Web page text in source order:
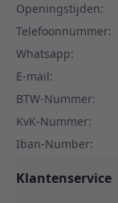
Openingstijden:
Telefoonnummer:
Whatsapp:
E-mail:
BTW-Nummer:
KvK-Nummer:
Iban-Number:
Klantenservice